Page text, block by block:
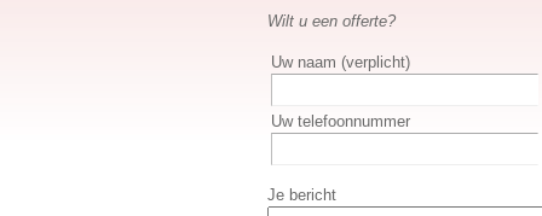
Wilt u een offerte?
Uw naam (verplicht)
Uw telefoonnummer
Je bericht